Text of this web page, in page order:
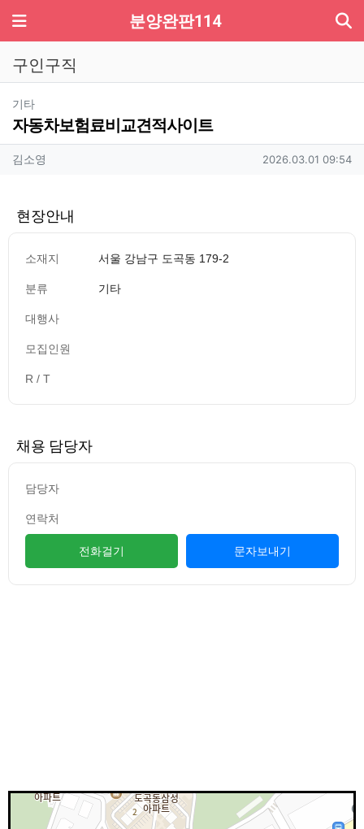
메뉴 분양완판114
구인구직
기타분류
자동차보험료비교견적사이트
작성자 정보
김소영 작성일
2026.03.01 09:54
현장안내
소재지 서울 강남구 도곡동 179-2
분류 기타
대행사
모집인원
R / T
채용 담당자
담당자
연락처
전화걸기 문자보내기